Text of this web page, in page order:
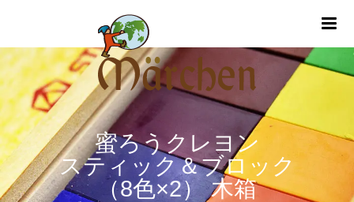
蜜ろうクレヨン
スティック＆ブロック
（8色×2） 木箱